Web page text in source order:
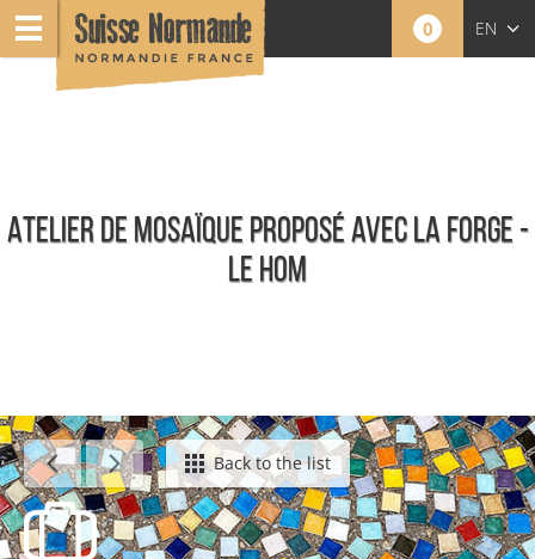
0 EN
ATELIER DE MOSAÏQUE PROPOSÉ AVEC LA FORGE -
LE HOM
Agenda - EnglishBack to the list